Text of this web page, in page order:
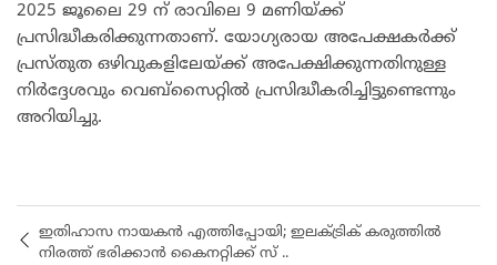
2025 ജൂലൈ 29 ന് രാവിലെ 9 മണിയ്ക്ക്
പ്രസിദ്ധീകരിക്കുന്നതാണ്. യോഗ്യരായ അപേക്ഷകർക്ക്
പ്രസ്തുത ഒഴിവുകളിലേയ്ക്ക് അപേക്ഷിക്കുന്നതിനുള്ള
നിർദ്ദേശവും വെബ്സൈറ്റിൽ പ്രസിദ്ധീകരിച്ചിട്ടുണ്ടെന്നും
അറിയിച്ചു.
ഇതിഹാസ നായകൻ എത്തിപ്പോയി; ഇലക്ട്രിക് കരുത്തിൽ
നിരത്ത് ഭരിക്കാൻ കൈനറ്റിക്ക് സ് ..